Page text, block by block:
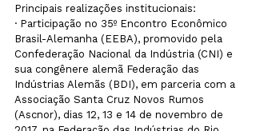
Principais realizações institucionais:
· Participação no 35º Encontro Econômico
Brasil-Alemanha (EEBA), promovido pela
Confederação Nacional da Indústria (CNI) e
sua congênere alemã Federação das
Indústrias Alemãs (BDI), em parceria com a
Associação Santa Cruz Novos Rumos
(Ascnor), dias 12, 13 e 14 de novembro de